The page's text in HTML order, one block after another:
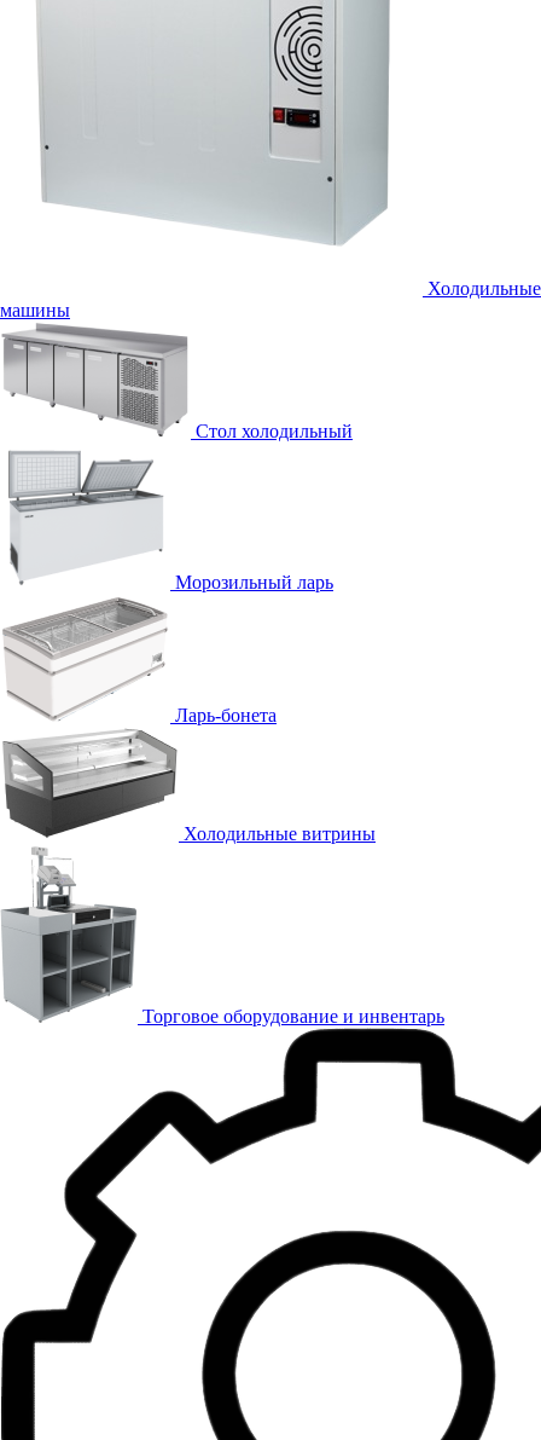
Холодильные
машины
Стол холодильный
Морозильный ларь
Ларь-бонета
Холодильные витрины
Торговое оборудование и инвентарь